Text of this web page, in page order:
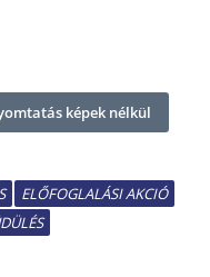
képek nélkül
ELŐFOGLALÁSI AKCIÓ